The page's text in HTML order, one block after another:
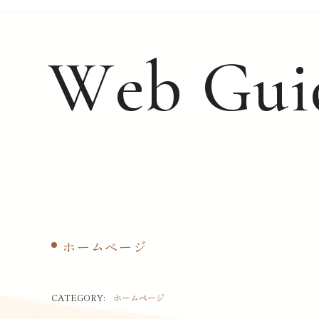
Web Gui
ホームページ
CATEGORY: ホームページ